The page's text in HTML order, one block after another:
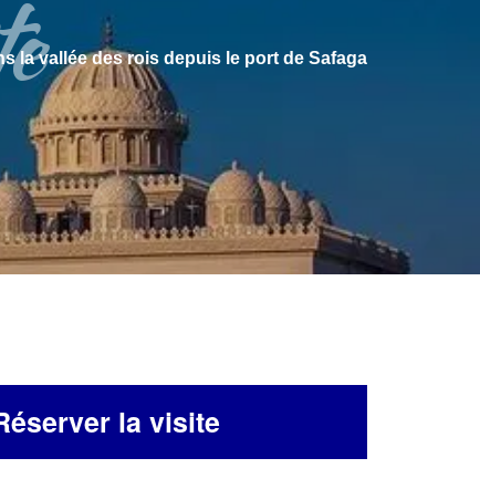
la vallée des rois depuis le port de Safaga
la visite